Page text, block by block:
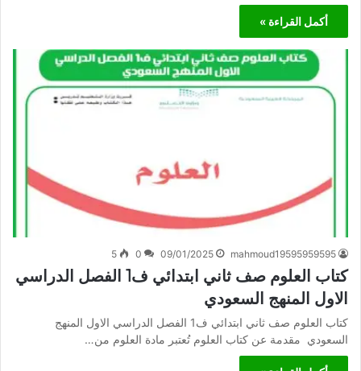
أكمل القراءة »
mahmoud19595959595
09/01/2025
0
5
كتاب العلوم صف ثاني ابتدائي ف1 الفصل الدراسي
الاول المنهج السعودي
كتاب العلوم صف ثاني ابتدائي ف1 الفصل الدراسي الاول المنهج
السعودي مقدمة عن كتاب العلوم تُعتبر مادة العلوم من…